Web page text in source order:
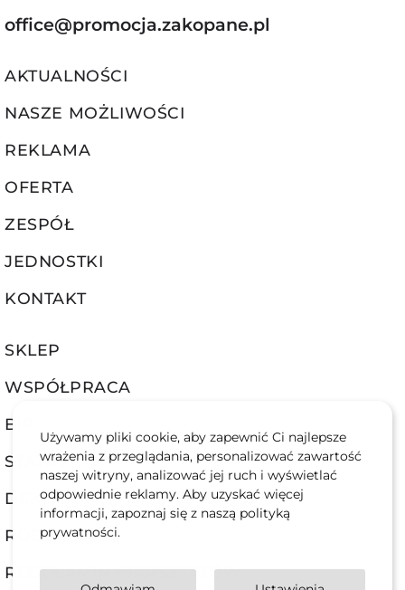
office@promocja.zakopane.pl
AKTUALNOŚCI
NASZE MOŻLIWOŚCI
REKLAMA
OFERTA
ZESPÓŁ
JEDNOSTKI
KONTAKT
SKLEP
WSPÓŁPRACA
BIP
STATUT
DEKLARACJA DOSTĘPNOŚCI
RODO
REGULAMIN WARSZTATÓW
Używamy pliki cookie, aby zapewnić Ci najlepsze
wrażenia z przeglądania, personalizować zawartość
naszej witryny, analizować jej ruch i wyświetlać
odpowiednie reklamy. Aby uzyskać więcej
informacji, zapoznaj się z naszą polityką
prywatności.